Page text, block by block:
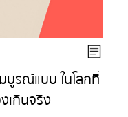
บูรณ์แบบ ในโลกที่
เกินจริง